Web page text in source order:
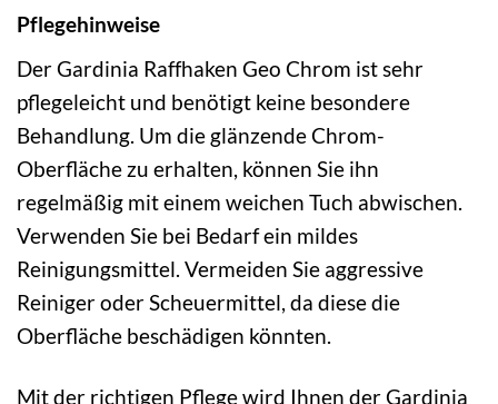
Pflegehinweise
Der Gardinia Raffhaken Geo Chrom ist sehr
pflegeleicht und benötigt keine besondere
Behandlung. Um die glänzende Chrom-
Oberfläche zu erhalten, können Sie ihn
regelmäßig mit einem weichen Tuch abwischen.
Verwenden Sie bei Bedarf ein mildes
Reinigungsmittel. Vermeiden Sie aggressive
Reiniger oder Scheuermittel, da diese die
Oberfläche beschädigen könnten.
Mit der richtigen Pflege wird Ihnen der Gardinia